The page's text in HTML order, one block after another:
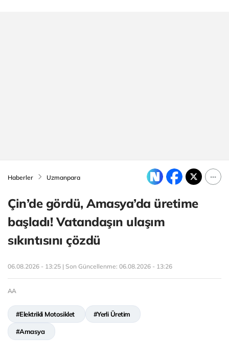
Haberler Uzmanpara
Çin’de gördü, Amasya’da üretime
başladı! Vatandaşın ulaşım
sıkıntısını çözdü
06.08.2026 - 13:25 | Son Güncellenme: 06.08.2026 - 13:26
AA
#Elektrikli Motosiklet #Yerli Üretim
#Amasya